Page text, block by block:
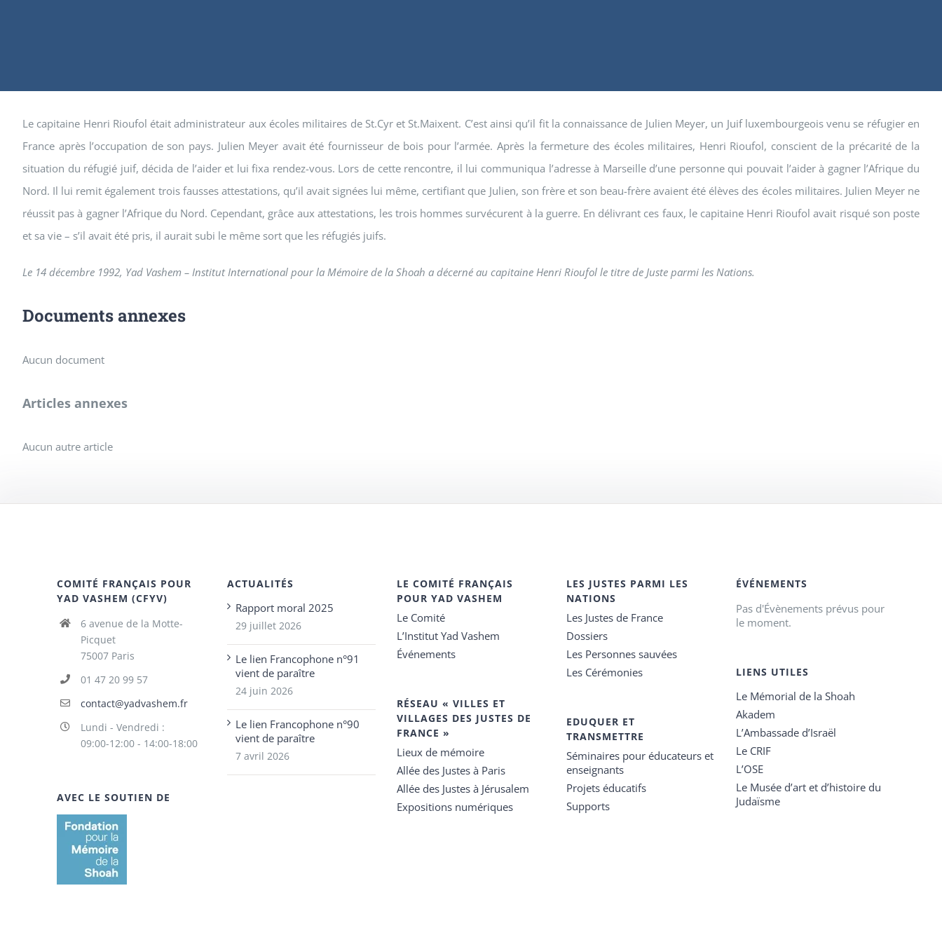
Le capitaine Henri Rioufol était administrateur aux écoles militaires de St.Cyr et St.Maixent. C’est ainsi qu’il fit la connaissance de Julien Meyer, un Juif luxembourgeois venu se réfugier en
France après l’occupation de son pays. Julien Meyer avait été fournisseur de bois pour l’armée. Après la fermeture des écoles militaires, Henri Rioufol, conscient de la précarité de la
situation du réfugié juif, décida de l’aider et lui fixa rendez-vous. Lors de cette rencontre, il lui communiqua l’adresse à Marseille d’une personne qui pouvait l’aider à gagner l’Afrique du
Nord. Il lui remit également trois fausses attestations, qu’il avait signées lui même, certifiant que Julien, son frère et son beau-frère avaient été élèves des écoles militaires. Julien Meyer ne
réussit pas à gagner l’Afrique du Nord. Cependant, grâce aux attestations, les trois hommes survécurent à la guerre. En délivrant ces faux, le capitaine Henri Rioufol avait risqué son poste
et sa vie – s’il avait été pris, il aurait subi le même sort que les réfugiés juifs.
Le 14 décembre 1992, Yad Vashem – Institut International pour la Mémoire de la Shoah a décerné au capitaine Henri Rioufol le titre de Juste parmi les Nations.
Documents annexes
Aucun document
Articles annexes
Aucun autre article
COMITÉ FRANÇAIS POUR
YAD VASHEM (CFYV)
6 avenue de la Motte-
Picquet
75007 Paris
01 47 20 99 57
contact@yadvashem.fr
Lundi - Vendredi :
09:00-12:00 - 14:00-18:00
AVEC LE SOUTIEN DE
ACTUALITÉS
Rapport moral 2025
29 juillet 2026
Le lien Francophone n°91
vient de paraître
24 juin 2026
Le lien Francophone n°90
vient de paraître
7 avril 2026
LE COMITÉ FRANÇAIS
POUR YAD VASHEM
Le Comité
L’Institut Yad Vashem
Événements
RÉSEAU « VILLES ET
VILLAGES DES JUSTES DE
FRANCE »
Lieux de mémoire
Allée des Justes à Paris
Allée des Justes à Jérusalem
Expositions numériques
LES JUSTES PARMI LES
NATIONS
Les Justes de France
Dossiers
Les Personnes sauvées
Les Cérémonies
EDUQUER ET
TRANSMETTRE
Séminaires pour éducateurs et
enseignants
Projets éducatifs
Supports
ÉVÉNEMENTS
Pas d'Évènements prévus pour
le moment.
LIENS UTILES
Le Mémorial de la Shoah
Akadem
L’Ambassade d’Israël
Le CRIF
L’OSE
Le Musée d’art et d’histoire du
Judaïsme